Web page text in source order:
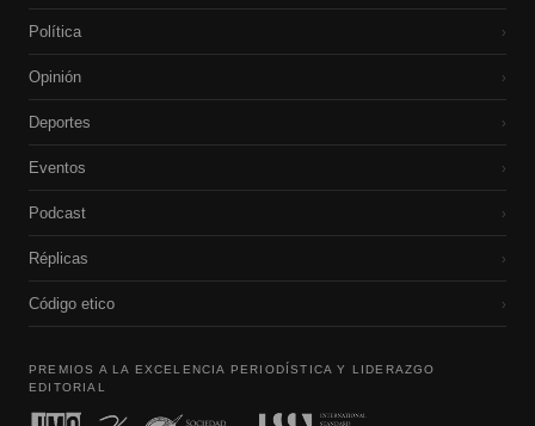
Política ›
Opinión ›
Deportes ›
Eventos ›
Podcast ›
Réplicas ›
Código etico ›
PREMIOS A LA EXCELENCIA PERIODÍSTICA Y LIDERAZGO
EDITORIAL